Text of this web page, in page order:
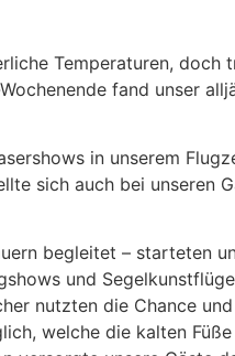
Temperaturen,
fand unser
in unserem
sich auch bei unseren
begleitet – starteten
und
nutzten die Chance und
welche die kalten